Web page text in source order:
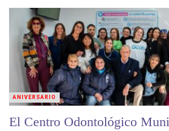
El Centro Odontológico
ANIVERSARIO